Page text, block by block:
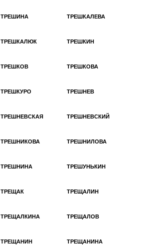
ТРЕШИНА ТРЕШКАЛЕВА
ТРЕШКАЛЮК ТРЕШКИН
ТРЕШКОВ ТРЕШКОВА
ТРЕШКУРО ТРЕШНЕВ
ТРЕШНЕВСКАЯ ТРЕШНЕВСКИЙ
ТРЕШНИКОВА ТРЕШНИЛОВА
ТРЕШНИНА ТРЕШУНЬКИН
ТРЕЩАК ТРЕЩАЛИН
ТРЕЩАЛКИНА ТРЕЩАЛОВ
ТРЕЩАНИН ТРЕЩАНИНА